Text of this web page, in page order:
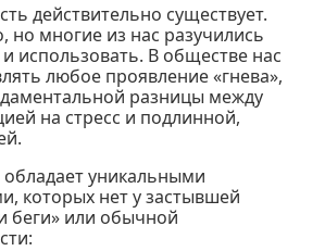
действительно существует.
но многие из нас разучились
использовать. В обществе нас
любое проявление «гнева»,
разницы между
на стресс и подлинной,
обладает уникальными
которых нет у застывшей
беги» или обычной